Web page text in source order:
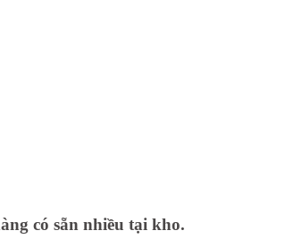
có sẵn nhiều tại kho.